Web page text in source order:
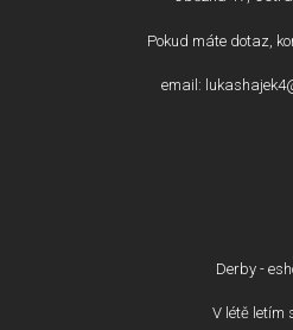
Pokud máte dotaz,
email:
Derby -
V létě letím